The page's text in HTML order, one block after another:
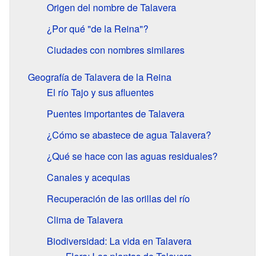
Origen del nombre de Talavera
¿Por qué "de la Reina"?
Ciudades con nombres similares
Geografía de Talavera de la Reina
El río Tajo y sus afluentes
Puentes importantes de Talavera
¿Cómo se abastece de agua Talavera?
¿Qué se hace con las aguas residuales?
Canales y acequias
Recuperación de las orillas del río
Clima de Talavera
Biodiversidad: La vida en Talavera